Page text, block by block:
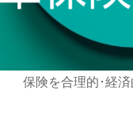
保険を合理的･経